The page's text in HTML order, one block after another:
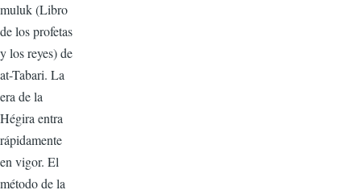
muluk (Libro
de los profetas
y los reyes) de
at-Tabari. La
era de la
Hégira entra
rápidamente
en vigor. El
método de la